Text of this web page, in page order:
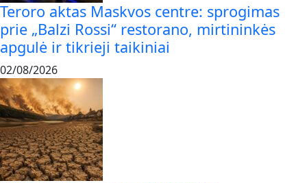
Teroro aktas Maskvos centre: sprogimas
prie „Balzi Rossi“ restorano, mirtininkės
apgulė ir tikrieji taikiniai
02/08/2026